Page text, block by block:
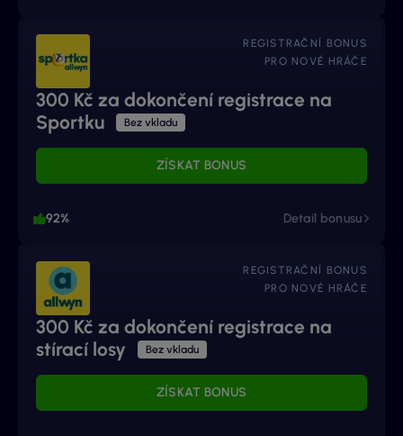
REGISTRAČNÍ BONUS
PRO NOVÉ HRÁČE
300 Kč za dokončení registrace na
Sportku
Bez vkladu
ZÍSKAT BONUS
92% Detail bonusu
REGISTRAČNÍ BONUS
PRO NOVÉ HRÁČE
300 Kč za dokončení registrace na
stírací losy
Bez vkladu
ZÍSKAT BONUS